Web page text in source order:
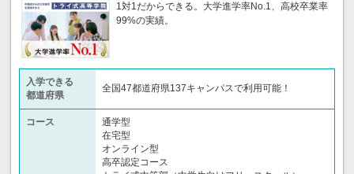
1対1だからできる。大学進学率No.1、高校卒業率
99%の実績。
入学できる
都道府県
全国47都道府県137キャンパスで利用可能！
コース
通学型
在宅型
オンライン型
高卒認定コース